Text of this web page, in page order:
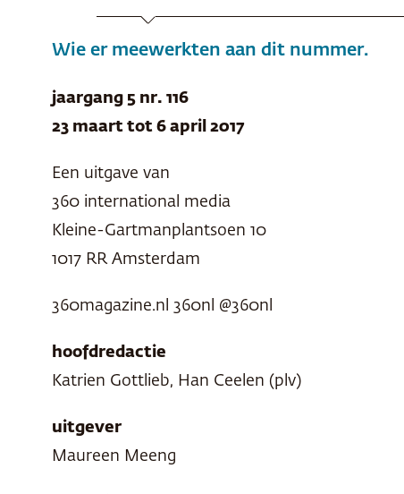
Wie er meewerkten aan dit nummer.
jaargang 5 nr. 116
23 maart tot 6 april 2017
Een uitgave van
360 international media
Kleine-Gartmanplantsoen 10
1017 RR Amsterdam
360magazine.nl 360nl @360nl
hoofdredactie
Katrien Gottlieb, Han Ceelen (plv)
uitgever
Maureen Meeng